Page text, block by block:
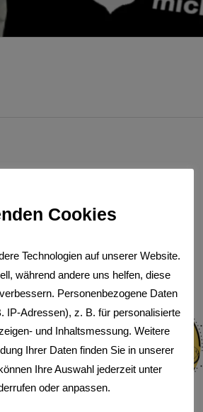
Cookies
Technologien auf unserer Website.
während andere uns helfen, diese
Personenbezogene Daten
IP-Adressen), z. B. für personalisierte
und Inhaltsmessung. Weitere
Ihrer Daten finden Sie in unserer
Ihre Auswahl jederzeit unter
oder anpassen.